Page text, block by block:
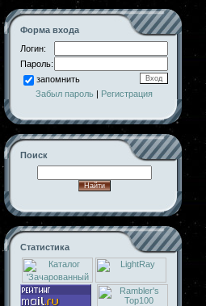
Форма входа
Логин:
Пароль:
запомнить
Забыл пароль | Регистрация
Поиск
Статистика